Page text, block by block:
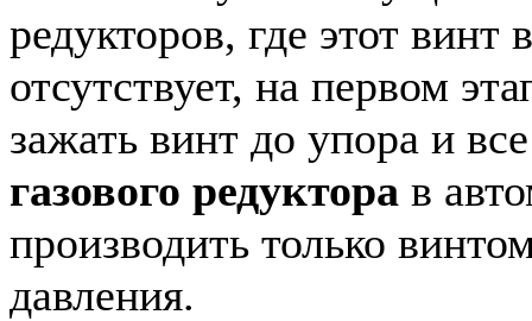
редукторов, где этот винт
отсутствует, на первом
зажать винт до упора и
газового редуктора в
производить только
давления.